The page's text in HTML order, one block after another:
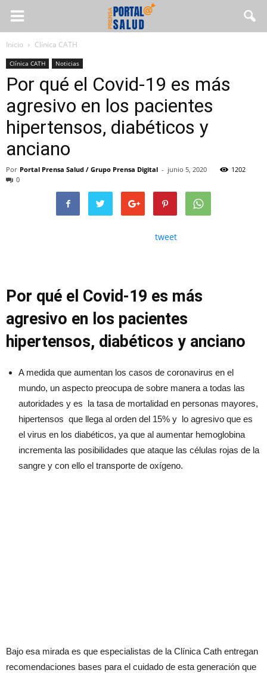
Inicio Clínica CATH
Clínica CATH Noticias
Por qué el Covid-19 es más
agresivo en los pacientes
hipertensos, diabéticos y
anciano
Por Portal Prensa Salud / Grupo Prensa Digital - junio 5, 2020
1202
0
tweet
Por qué el Covid-19 es más
agresivo en los pacientes
hipertensos, diabéticos y anciano
A medida que aumentan los casos de coronavirus en el
mundo, un aspecto preocupa de sobre manera a todas las
autoridades y es la tasa de mortalidad en personas mayores,
hipertensos que llega al orden del 15% y lo agresivo que es
el virus en los diabéticos, ya que al aumentar hemoglobina
incrementa las posibilidades que ataque las células rojas de la
sangre y con ello el transporte de oxígeno.
Bajo esa mirada es que especialistas de la Clínica Cath entregan
recomendaciones bases para el cuidado de esta generación que